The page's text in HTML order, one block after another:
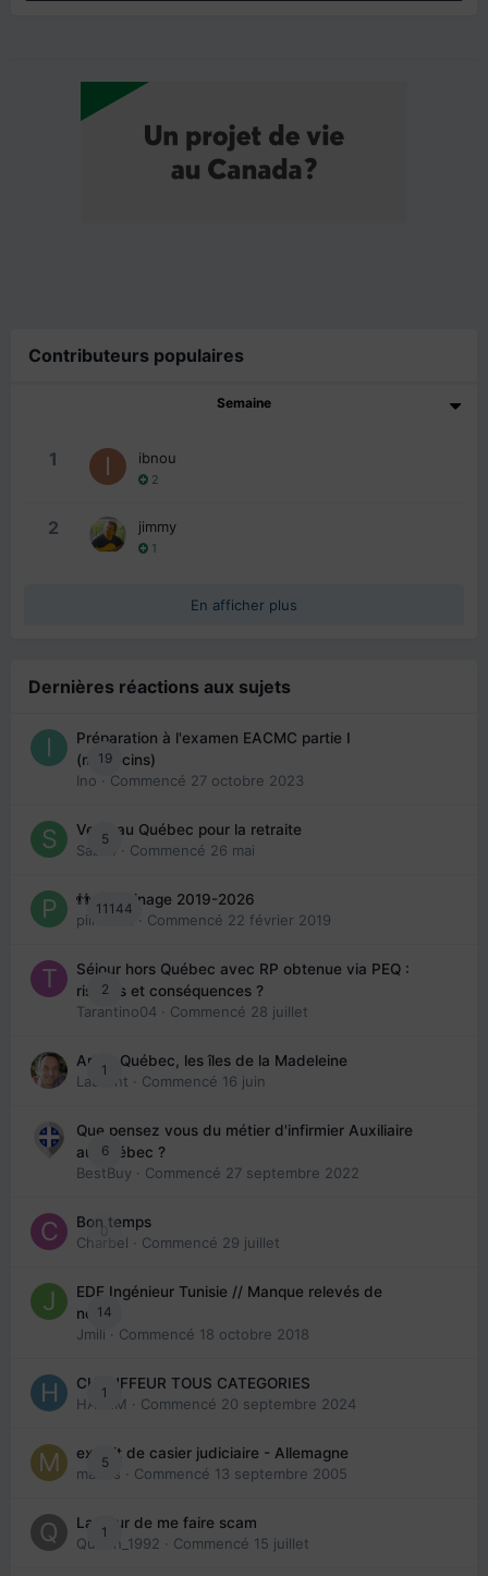
Contributeurs populaires
Semaine
1 ibnou
2
2 jimmy
1
En afficher plus
Dernières réactions aux sujets
19
Préparation à l'examen EACMC partie I
(médecins)
Ino · Commencé 27 octobre 2023
5
Venir au Québec pour la retraite
Sab74
· Commencé 26 mai
11144
👬 Parrainage 2019-2026
piinoush
· Commencé 22 février 2019
2
Séjour hors Québec avec RP obtenue via PEQ :
risques et conséquences ?
Tarantino04 · Commencé 28 juillet
1
Arte : Québec, les îles de la Madeleine
Laurent · Commencé 16 juin
6
Que pensez vous du métier d'infirmier Auxiliaire
au Québec ?
BestBuy · Commencé 27 septembre 2022
0
Bon temps
Charbel · Commencé 29 juillet
14
EDE Ingénieur Tunisie // Manque relevés de
note
Jmili · Commencé 18 octobre 2018
1
CHAUFFEUR TOUS CATEGORIES
HAZEM · Commencé 20 septembre 2024
5
extrait de casier judiciaire - Allemagne
maries · Commencé 13 septembre 2005
1
La peur de me faire scam
Queen_1992 · Commencé 15 juillet